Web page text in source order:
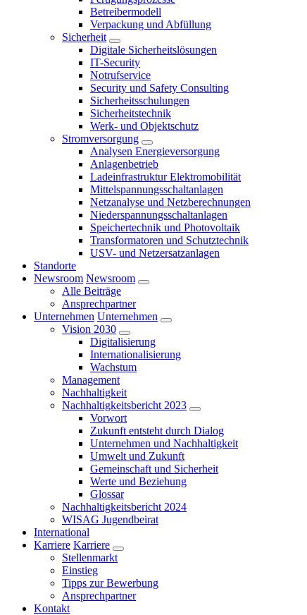
Betreibermodell
Verpackung und Abfüllung
Sicherheit
Digitale Sicherheitslösungen
IT-Security
Notrufservice
Security und Safety Consulting
Sicherheitsschulungen
Sicherheitstechnik
Werk- und Objektschutz
Stromversorgung
Analysen Energieversorgung
Anlagenbetrieb
Ladeinfrastruktur Elektromobilität
Mittelspannungsschaltanlagen
Netzanalyse und Netzberechnungen
Niederspannungsschaltanlagen
Speichertechnik und Photovoltaik
Transformatoren und Schutztechnik
USV- und Netzersatzanlagen
Standorte
Newsroom Newsroom
Alle Beiträge
Ansprechpartner
Unternehmen Unternehmen
Vision 2030
Digitalisierung
Internationalisierung
Wachstum
Management
Nachhaltigkeit
Nachhaltigkeitsbericht 2023
Vorwort
Zukunft entsteht durch Dialog
Unternehmen und Nachhaltigkeit
Umwelt und Zukunft
Gemeinschaft und Sicherheit
Werte und Beziehung
Glossar
Nachhaltigkeitsbericht 2024
WISAG Jugendbeirat
International
Karriere Karriere
Stellenmarkt
Einstieg
Tipps zur Bewerbung
Ansprechpartner
Kontakt